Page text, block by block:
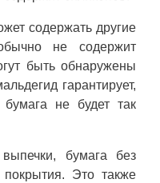
содержать другие
не содержит
быть обнаружены
гарантирует,
не будет так
бумага без
Это также